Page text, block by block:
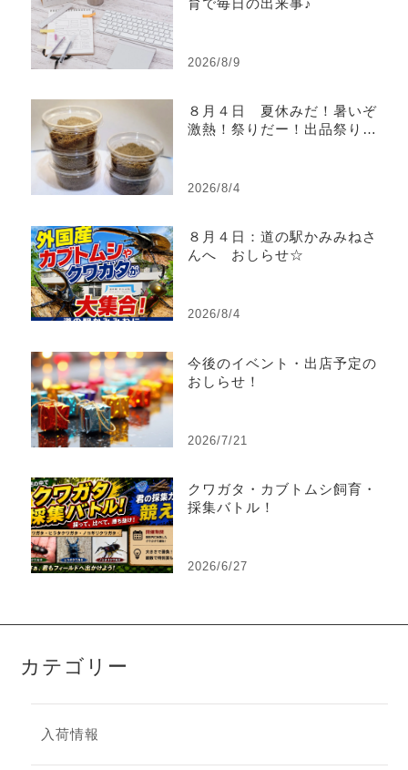
2026/8/9
８月４日 夏休みだ！暑いぞ
激熱！祭りだー！出品祭り！
2026/8/4
８月４日：道の駅かみみねさ
んへ おしらせ☆
2026/8/4
今後のイベント・出店予定の
おしらせ！
2026/7/21
クワガタ・カブトムシ飼育・
採集バトル！
2026/6/27
カテゴリー
入荷情報